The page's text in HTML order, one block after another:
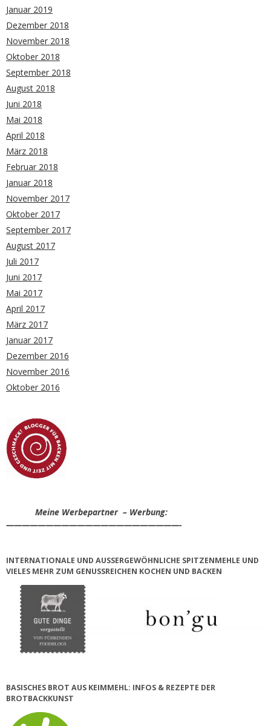
Januar 2019
Dezember 2018
November 2018
Oktober 2018
September 2018
August 2018
Juni 2018
Mai 2018
April 2018
März 2018
Februar 2018
Januar 2018
November 2017
Oktober 2017
September 2017
August 2017
Juli 2017
Juni 2017
Mai 2017
April 2017
März 2017
Januar 2017
Dezember 2016
November 2016
Oktober 2016
Meine Werbepartner – Werbung:
——————————————————————-
INTERNATIONALE UND AUSSERGEWÖHNLICHE SPITZENMEHLE UND V
IELES MEHR ZUM GENUSSREICHEN KOCHEN UND BACKEN
BASISCHES BROT AUS KEIMMEHL: INFOS & REZEPTE DER
BROTBACKKUNST